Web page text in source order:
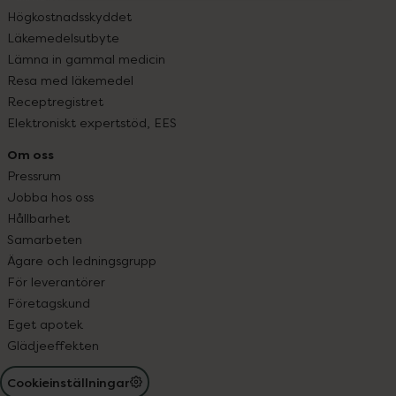
Högkostnadsskyddet
Läkemedelsutbyte
Lämna in gammal medicin
Resa med läkemedel
Receptregistret
Elektroniskt expertstöd, EES
Om oss
Pressrum
Jobba hos oss
Hållbarhet
Samarbeten
Ägare och ledningsgrupp
För leverantörer
Företagskund
Eget apotek
Glädjeeffekten
Cookieinställningar